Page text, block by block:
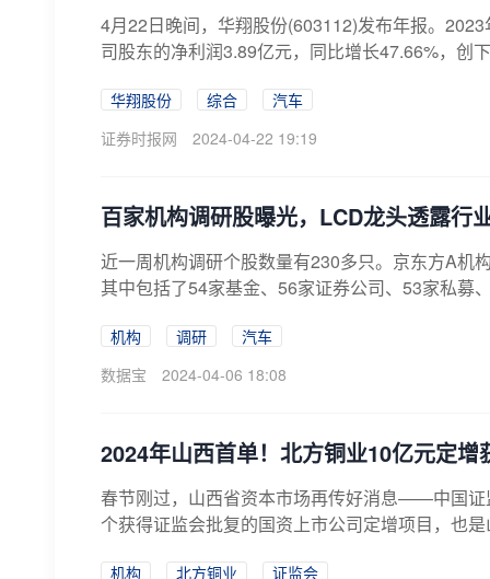
4月22日晚间，华翔股份(603112)发布年报。
司股东的净利润3.89亿元，同比增长47.66%，创
华翔股份 综合
汽车
证券时报网
2024-04-22 19:19
百家机构调研股曝光，LCD龙头透露行
近一周机构调研个股数量有230多只。京东方A机
其中包括了54家基金、56家证券公司、53家私募
机构 调研
汽车
数据宝
2024-04-06 18:08
2024年山西首单！北方铜业10亿元定
春节刚过，山西省资本市场再传好消息——中国
个获得证监会批复的国资上市公司定增项目，也
机构 北方铜业
证监会